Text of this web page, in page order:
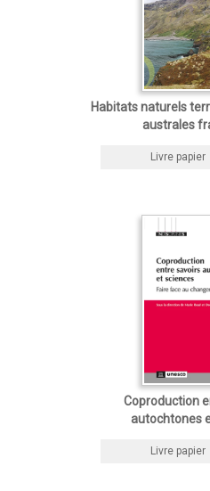
Habitats naturels
australes
Livre papier
Coproduction
autochtones
Livre papier